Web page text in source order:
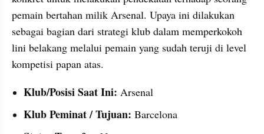
pemain bertahan milik Arsenal. Upaya ini dilakukan
sebagai bagian dari strategi klub dalam memperkokoh
lini belakang melalui pemain yang sudah teruji di level
kompetisi papan atas.
Klub/Posisi Saat Ini: Arsenal
Klub Peminat / Tujuan: Barcelona